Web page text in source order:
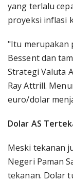
yang terlalu
proyeksi inflasi
"Itu merupakan
Bessent dan
Strategi Valuta
Ray Attrill.
euro/dolar
Dolar AS
Meski tekanan
Negeri Paman
tekanan. Dolar